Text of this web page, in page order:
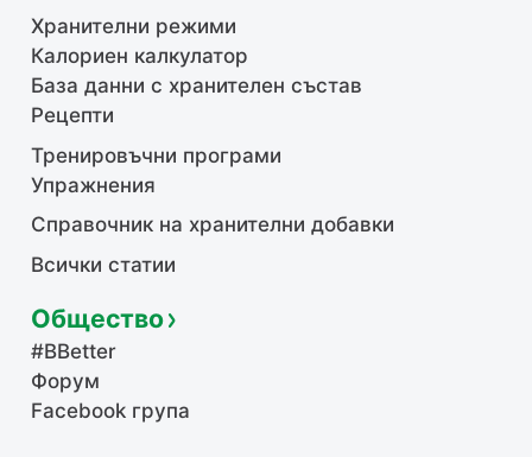
Хранителни режими
Калориен калкулатор
База данни с хранителен състав
Рецепти
Тренировъчни програми
Упражнения
Справочник на хранителни добавки
Всички статии
Общество
#BBetter
Форум
Facebook група